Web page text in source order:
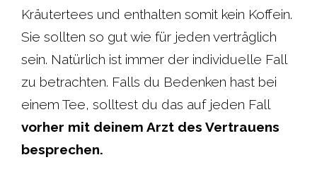
Kräutertees und enthalten somit kein Koffein.
Sie sollten so gut wie für jeden verträglich
sein. Natürlich ist immer der individuelle Fall
zu betrachten. Falls du Bedenken hast bei
einem Tee, solltest du das auf jeden Fall
vorher mit deinem Arzt des Vertrauens
besprechen.